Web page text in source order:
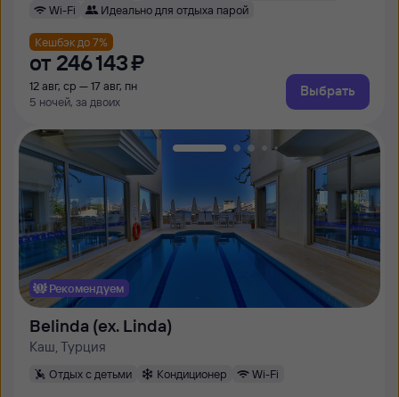
Wi-Fi
Идеально для отдыха парой
Кешбэк до 7%
от 246 ⁠143 ⁠₽
12 авг, ср — 17 авг, пн
5 ночей, за двоих
Выбрать
Рекомендуем
Belinda (ex. Linda)
Каш, Турция
Отдых с детьми Кондиционер Wi-Fi